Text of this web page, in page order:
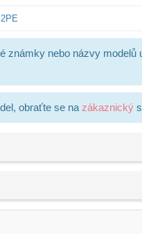
nebo názvy
obraťte se na zákaznický